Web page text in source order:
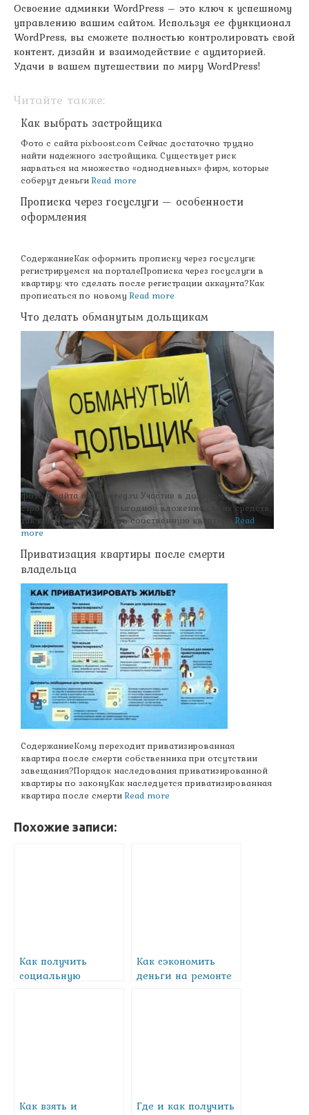
Освоение админки WordPress – это ключ к успешному
управлению вашим сайтом. Используя ее функционал
WordPress, вы сможете полностью контролировать свой
контент, дизайн и взаимодействие с аудиторией.
Удачи в вашем путешествии по миру WordPress!
Читайте также:
Как выбрать застройщика
Фото с сайта pixboost.com Сейчас достаточно трудно
найти надежного застройщика. Существует риск
нарваться на множество «однодневных» фирм, которые
соберут деньгиRead more
Прописка через госуслуги — особенности
оформления
СодержаниеКак оформить прописку через госуслуги:
регистрируемся на порталеПрописка через госуслуги в
квартиру: что сделать после регистрации аккаунта?Как
прописаться по новомуRead more
Что делать обманутым дольщикам
фото с сайта my.mosreg.ru Участие в долевом
строительстве – это выгодное вложение своих средств,
так как можно получить собственную квартируRead
more
Приватизация квартиры после смерти
владельца
СодержаниеКому переходит приватизированная
квартира после смерти собственника при отсутствии
завещания?Порядок наследования приватизированной
квартиры по законуКак наследуется приватизированная
квартира после смертиRead more
Похожие записи:
Как получить
социальную
Как сэкономить
деньги на ремонте
Как взять и
Где и как получить